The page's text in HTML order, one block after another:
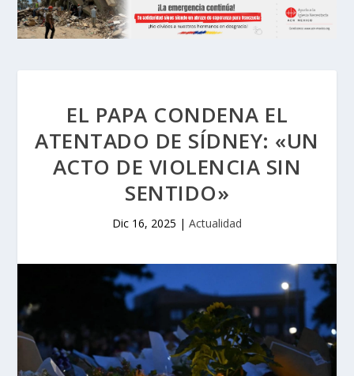
EL PAPA CONDENA EL
ATENTADO DE SÍDNEY: «UN
ACTO DE VIOLENCIA SIN
SENTIDO»
Dic 16, 2025 | Actualidad